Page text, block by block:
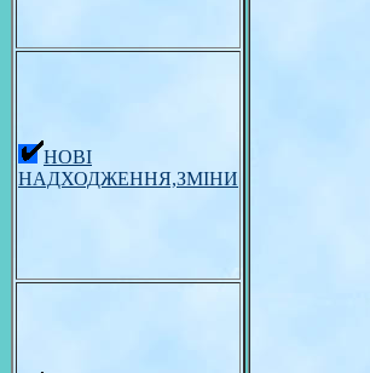
НОВІ
НАДХОДЖЕННЯ,ЗМІНИ